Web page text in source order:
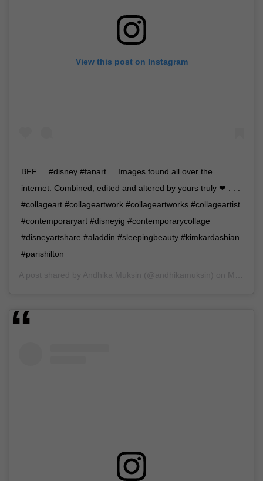
View this post on Instagram
BFF . . #disney #fanart . . Images found all over the
internet. Combined, edited and altered by yours truly ❤ . . .
#collageart #collageartwork #collageartworks #collageartist
#contemporaryart #disneyig #contemporarycollage
#disneyartshare #aladdin #sleepingbeauty #kimkardashian
#parishilton